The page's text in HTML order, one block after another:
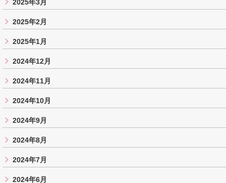
2025年3月
2025年2月
2025年1月
2024年12月
2024年11月
2024年10月
2024年9月
2024年8月
2024年7月
2024年6月